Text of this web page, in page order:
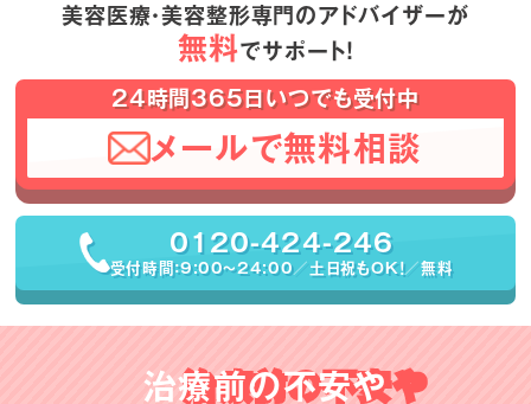
美容医療・美容整形専門のアドバイザーが
無料でサポート！
24時間365日いつでも受付中
メールで無料相談
0120-424-246
受付時間：9:00〜24:00／土日祝もOK！／無料
治療前の不安や